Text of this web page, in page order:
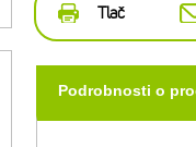
Tlač
Podrobnosti o